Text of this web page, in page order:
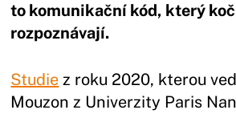
to komunikační kód, který
rozpoznávají.
Studie z roku 2020, kterou
Mouzon z Univerzity Paris